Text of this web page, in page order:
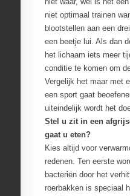
niet optimaal trainen
blootstellen aan een
een beetje lui. Als dan
het lichaam iets meer
conditie te komen om
Vergelijk het maar met
een sport gaat
uiteindelijk wordt het
Stel u zit in een
gaat u eten?
Kies altijd voor
redenen. Ten eerste
bacteriën door het
roerbakken is speciaal